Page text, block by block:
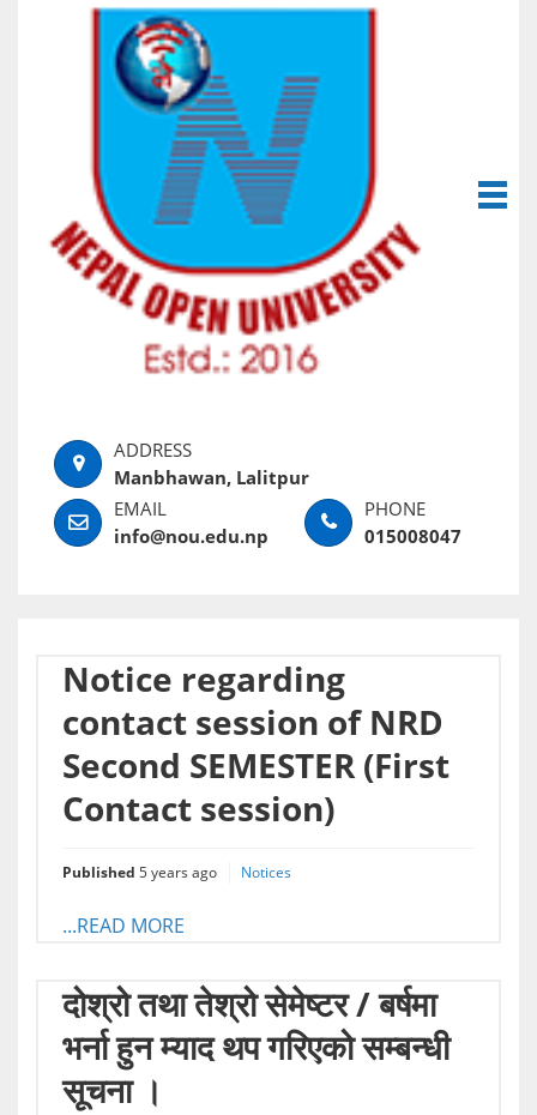
Manbhawan, Lalitpur
info@nou.edu.np 015008047
Notice regarding
contact session of NRD
Second SEMESTER (First
Contact session)
Published 5 years ago Notices
...READ MORE
दोश्रो तथा तेश्रो सेमेष्टर / बर्षमा
भर्ना हुन म्याद थप गरिएको सम्बन्धी
सूचना ।